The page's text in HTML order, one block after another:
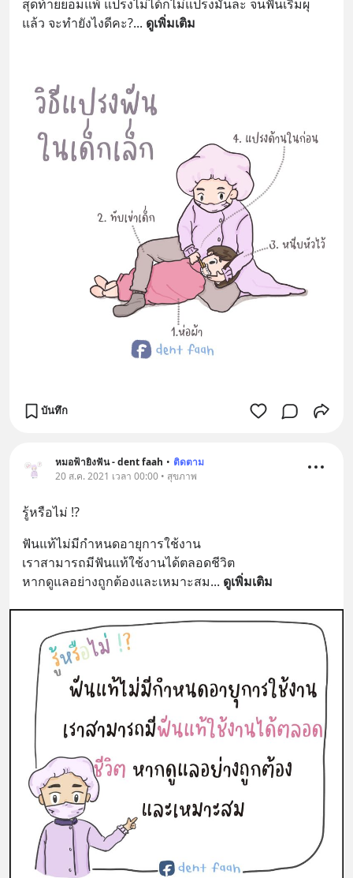
สุดท้ายยอมแพ้ แปรงไม่ได้ก็ไม่แปรงมันละ จนฟันเริ่มผุ
แล้ว จะทำยังไงดีคะ?... ดูเพิ่มเติม
บันทึก
หมอฟ้ายิงฟัน - dent faah • ติดตาม
20 ส.ค. 2021 เวลา 00:00 • สุขภาพ
รู้หรือไม่ !?
ฟันแท้ไม่มีกำหนดอายุการใช้งาน
เราสามารถมีฟันแท้ใช้งานได้ตลอดชีวิต
หากดูแลอย่างถูกต้องและเหมาะสม... ดูเพิ่มเติม